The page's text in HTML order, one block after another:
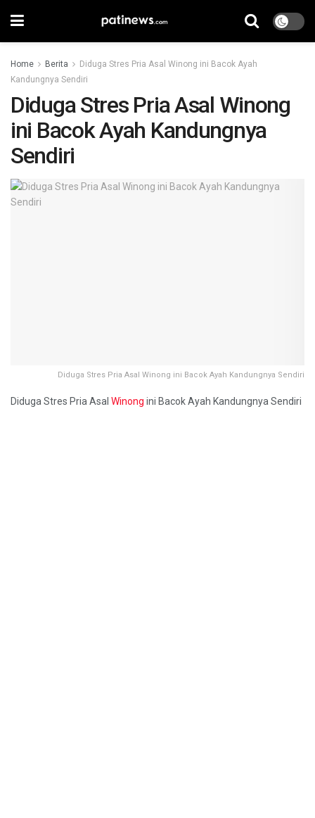
Home Berita
Diduga Stres Pria Asal Winong ini Bacok Ayah
Kandungnya Sendiri
Diduga Stres Pria Asal Winong
ini Bacok Ayah Kandungnya
Sendiri
Diduga Stres Pria Asal Winong ini Bacok Ayah Kandungnya Sendiri
Diduga Stres Pria Asal Winong ini Bacok Ayah Kandungnya Sendiri